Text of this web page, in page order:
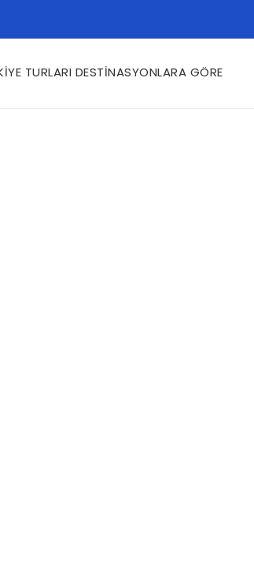
TURLARI DESTİNASYONLARA GÖRE